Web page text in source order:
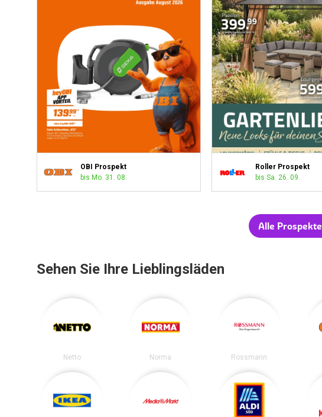
OBI Prospekt
bis Mo. 31. 08.
Roller Prospekt
bis Sa. 26. 09.
Alle Prospekte
Sehen Sie Ihre Lieblingsläden
Netto Norma Rossmann